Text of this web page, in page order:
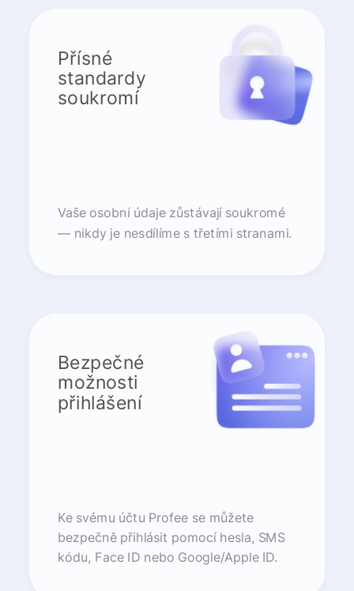
Přísné
standardy
soukromí
Vaše osobní údaje zůstávají soukromé
— nikdy je nesdílíme s třetími stranami.
Bezpečné
možnosti
přihlášení
Ke svému účtu Profee se můžete
bezpečně přihlásit pomocí hesla, SMS
kódu, Face ID nebo Google/Apple ID.